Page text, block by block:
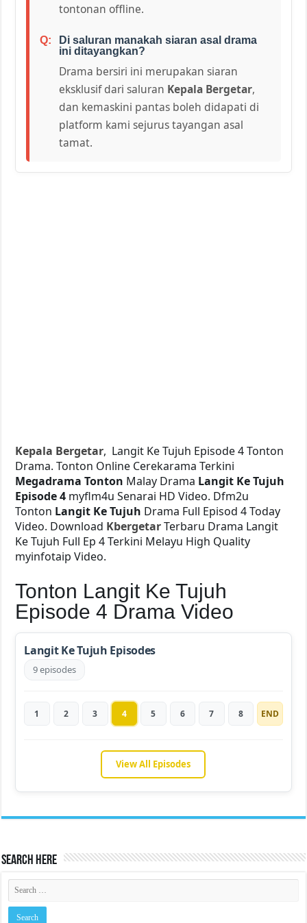
tontonan offline.
Di saluran manakah siaran asal drama
ini ditayangkan?
Drama bersiri ini merupakan siaran
eksklusif dari saluran Kepala Bergetar,
dan kemaskini pantas boleh didapati di
platform kami sejurus tayangan asal
tamat.
Kepala Bergetar, Langit Ke Tujuh Episode 4 Tonton
Drama. Tonton Online Cerekarama Terkini
Megadrama Tonton Malay Drama Langit Ke Tujuh
Episode 4 myflm4u Senarai HD Video. Dfm2u
Tonton Langit Ke Tujuh Drama Full Episod 4 Today
Video. Download KbergetarTerbaru Drama Langit
Ke Tujuh Full Ep 4 Terkini Melayu High Quality
myinfotaip Video.
Tonton Langit Ke Tujuh
Episode 4 Drama Video
Langit Ke Tujuh Episodes
9 episodes
1 2 3 4 5 6 7 8 END
View All Episodes
Search Here